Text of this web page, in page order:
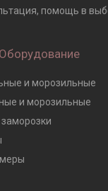
помощь в
и морозильные
и морозильные